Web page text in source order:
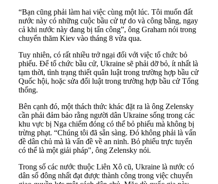
“Bạn cũng phải làm hai việc cùng một lúc. Tôi muốn đất
nước này có những cuộc bầu cử tự do và công bằng, ngay
cả khi nước này đang bị tấn công”, ông Graham nói trong
chuyến thăm Kiev vào tháng 8 vừa qua.
Tuy nhiên, có rất nhiều trở ngại đối với việc tổ chức bỏ
phiếu. Để tổ chức bầu cử, Ukraine sẽ phải dỡ bỏ, ít nhất là
tạm thời, tình trạng thiết quân luật trong trường hợp bầu cử
Quốc hội, hoặc sửa đổi luật trong trường hợp bầu cử Tổng
thống.
Bên cạnh đó, một thách thức khác đặt ra là ông Zelensky
cần phải đảm bảo rằng người dân Ukraine sống trong các
khu vực bị Nga chiếm đóng có thể bỏ phiếu mà không bị
trừng phạt. “Chúng tôi đã sẵn sàng. Đó không phải là vấn
đề dân chủ mà là vấn đề về an ninh. Bỏ phiếu trực tuyến
có thể là một giải pháp", ông Zelensky nói.
Trong số các nước thuộc Liên Xô cũ, Ukraine là nước có
dân số đông nhất đạt được thành công trong việc chuyển